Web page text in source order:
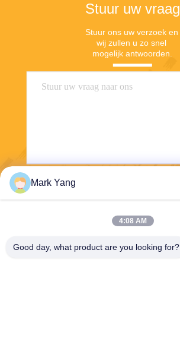
Stuur uw vraag
Stuur ons uw verzoek en
wij zullen u zo snel
mogelijk antwoorden.
Mark Yang
4:08 AM
Good day, what product are you looking for?